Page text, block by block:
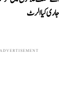
کیا الرٹ
ADVERTISEMENT